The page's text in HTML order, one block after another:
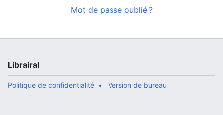
Mot de passe oublié ?
Librairal
Politique de confidentialité Version de bureau